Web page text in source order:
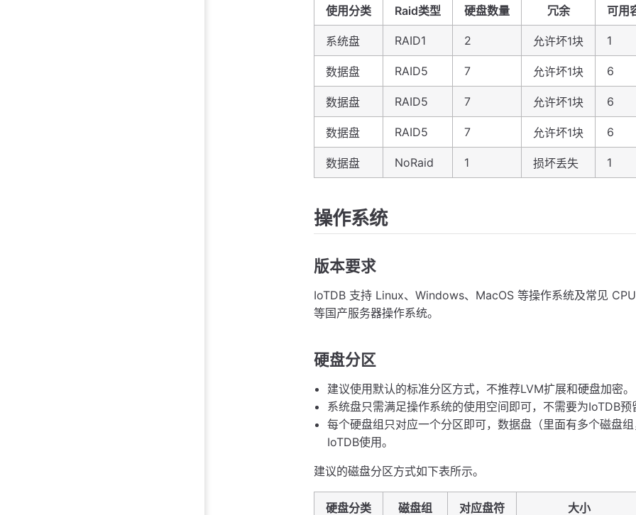
使用分类 Raid类型 硬盘数量 冗余 可用
系统盘 RAID1 2 允许坏1块 1
数据盘 RAID5 7 允许坏1块 6
数据盘 RAID5 7 允许坏1块 6
数据盘 RAID5 7 允许坏1块 6
数据盘 NoRaid 1 损坏丢失 1
操作系统
版本要求
IoTDB 支持 Linux、Windows、MacOS 等操作系统及常见
等国产服务器操作系统。
硬盘分区
建议使用默认的标准分区方式，不推荐LVM扩展和硬盘加密。
系统盘只需满足操作系统的使用空间即可，不需要为IoTDB预
每个硬盘组只对应一个分区即可，数据盘（里面有多个磁盘
IoTDB使用。
建议的磁盘分区方式如下表所示。
硬盘分类 磁盘组 对应盘符 大小